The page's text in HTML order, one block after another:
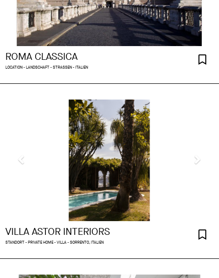
ROMA CLASSICA
LOCATION - LANDSCHAFT - STRASSEN - ITALIEN
VILLA ASTOR INTERIORS
STANDORT - PRIVATE HOME - VILLA - SORRENTO, ITALIEN